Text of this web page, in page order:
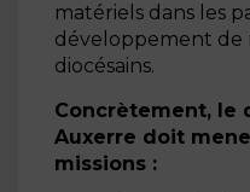
matériels dans les
développement de
diocésains.
Concrètement, le
Auxerre doit
missions :